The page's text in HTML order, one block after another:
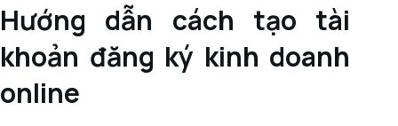
Hướng dẫn cách tạo tài
khoản đăng ký kinh doanh
online